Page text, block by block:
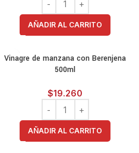
AÑADIR AL CARRITO
Vinagre de manzana con Berenjena
500ml
$19.260
AÑADIR AL CARRITO